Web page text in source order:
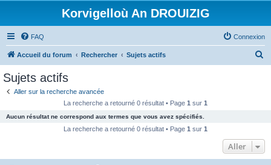
Korvigelloù An DROUIZIG
FAQ Connexion
Accueil du forum Rechercher Sujets actifs
c
Sujets actifs
Aller sur la recherche avancée
La recherche a retourné 0 résultat • Page 1 sur 1
Aucun résultat ne correspond aux termes que vous avez spécifiés.
La recherche a retourné 0 résultat • Page 1 sur 1
Aller